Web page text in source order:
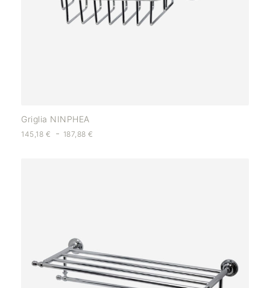
Griglia NINPHEA
145,18 € - 187,88€